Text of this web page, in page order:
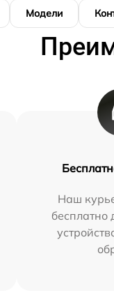
Модели
Наш
бесплатно